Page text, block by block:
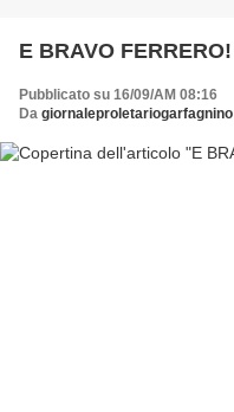
E BRAVO FERRERO!
Pubblicato su 16/09/AM 08:16
Da giornaleproletariogarfagnino